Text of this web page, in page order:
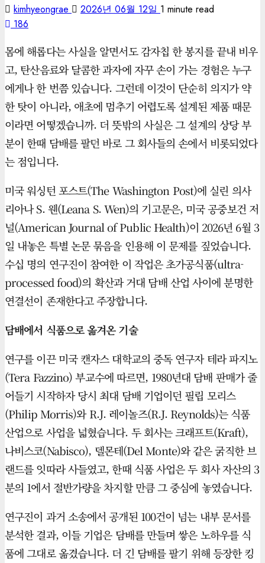
kimhyeongrae 2026년 06월 12일 1 minute read
186
몸에 해롭다는 사실을 알면서도 감자칩 한 봉지를 끝내 비우
고, 탄산음료와 달콤한 과자에 자꾸 손이 가는 경험은 누구
에게나 한 번쯤 있습니다. 그런데 이것이 단순히 의지가 약
한 탓이 아니라, 애초에 멈추기 어렵도록 설계된 제품 때문
이라면 어떻겠습니까. 더 뜻밖의 사실은 그 설계의 상당 부
분이 한때 담배를 팔던 바로 그 회사들의 손에서 비롯되었다
는 점입니다.
미국 워싱턴 포스트(The Washington Post)에 실린 의사
리아나 S. 웬(Leana S. Wen)의 기고문은, 미국 공중보건 저
널(American Journal of Public Health)이 2026년 6월 3
일 내놓은 특별 논문 묶음을 인용해 이 문제를 짚었습니다.
수십 명의 연구진이 참여한 이 작업은 초가공식품(ultra-
processed food)의 확산과 거대 담배 산업 사이에 분명한
연결선이 존재한다고 주장합니다.
담배에서 식품으로 옮겨온 기술
연구를 이끈 미국 캔자스 대학교의 중독 연구자 테라 파지노
(Tera Fazzino) 부교수에 따르면, 1980년대 담배 판매가 줄
어들기 시작하자 당시 최대 담배 기업이던 필립 모리스
(Philip Morris)와 R.J. 레이놀즈(R.J. Reynolds)는 식품
산업으로 사업을 넓혔습니다. 두 회사는 크래프트(Kraft),
나비스코(Nabisco), 델몬테(Del Monte)와 같은 굵직한 브
랜드를 잇따라 사들였고, 한때 식품 사업은 두 회사 자산의 3
분의 1에서 절반가량을 차지할 만큼 그 중심에 놓였습니다.
연구진이 과거 소송에서 공개된 100건이 넘는 내부 문서를
분석한 결과, 이들 기업은 담배를 만들며 쌓은 노하우를 식
품에 그대로 옮겼습니다. 더 긴 담배를 팔기 위해 등장한 킹